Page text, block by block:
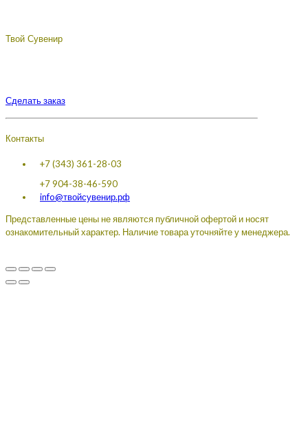
Твой Сувенир
Сделать заказ
Контакты
+7 (343) 361-28-03
+7 904-38-46-590
info@твойсувенир.рф
Представленные цены не являются публичной офертой и носят
ознакомительный характер. Наличие товара уточняйте у менеджера.